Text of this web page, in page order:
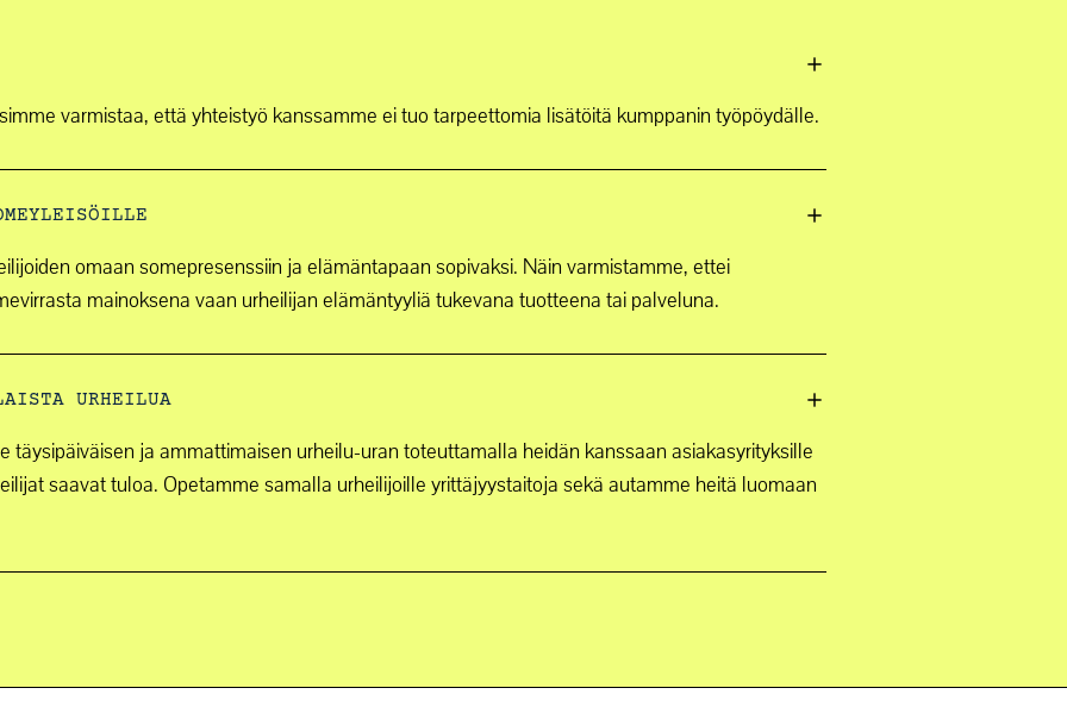
varmistaa, että yhteistyö kanssamme ei tuo tarpeettomia lisätöitä kumppanin työpöydälle.
omaan somepresenssiin ja elämäntapaan sopivaksi. Näin varmistamme, ettei
mainoksena vaan urheilijan elämäntyyliä tukevana tuotteena tai palveluna.
URHEILUA
täysipäiväisen ja ammattimaisen urheilu-uran toteuttamalla heidän kanssaan asiakasyrityksille
saavat tuloa. Opetamme samalla urheilijoille yrittäjyystaitoja sekä autamme heitä luomaan